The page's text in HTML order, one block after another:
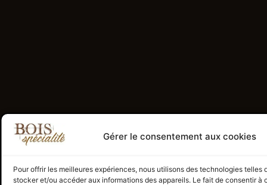
Gérer le consentement aux cookies
Pour offrir les meilleures expériences, nous utilisons des technologies telles
stocker et/ou accéder aux informations des appareils. Le fait de consentir à